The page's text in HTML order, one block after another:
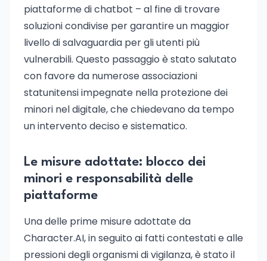
piattaforme di chatbot – al fine di trovare
soluzioni condivise per garantire un maggior
livello di salvaguardia per gli utenti più
vulnerabili. Questo passaggio è stato salutato
con favore da numerose associazioni
statunitensi impegnate nella protezione dei
minori nel digitale, che chiedevano da tempo
un intervento deciso e sistematico.
Le misure adottate: blocco dei
minori e responsabilità delle
piattaforme
Una delle prime misure adottate da
Character.AI, in seguito ai fatti contestati e alle
pressioni degli organismi di vigilanza, è stato il